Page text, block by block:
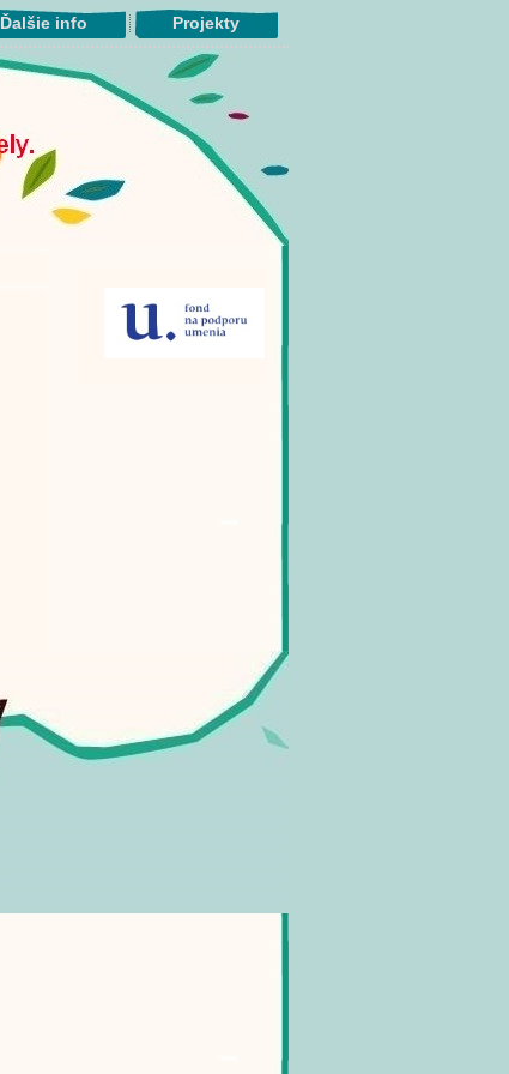
Ďalšie info Projekty